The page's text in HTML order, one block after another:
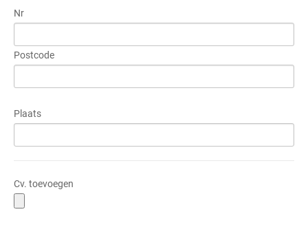
Nr
Postcode
Plaats
Cv. toevoegen